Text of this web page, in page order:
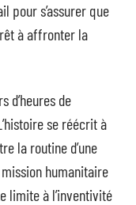
pour s’assurer que
à affronter la
d’heures de
se réécrit à
la routine d’une
humanitaire
limite à l’inventivité